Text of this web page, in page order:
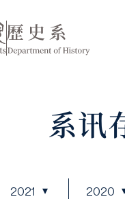
系讯
2021 2020